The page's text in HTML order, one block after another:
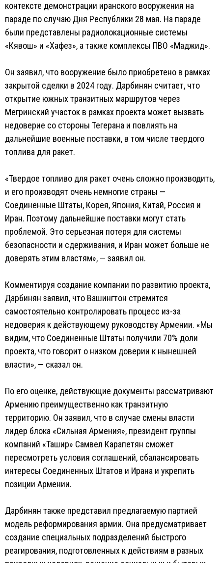
контексте демонстрации иранского вооружения на
параде по случаю Дня Республики 28 мая. На параде
были представлены радиолокационные системы
«Кявош» и «Хафез», а также комплексы ПВО «Маджид».
Он заявил, что вооружение было приобретено в рамках
закрытой сделки в 2024 году. Дарбинян считает, что
открытие южных транзитных маршрутов через
Мегринский участок в рамках проекта может вызвать
недоверие со стороны Тегерана и повлиять на
дальнейшие военные поставки, в том числе твердого
топлива для ракет.
«Твердое топливо для ракет очень сложно производить,
и его производят очень немногие страны —
Соединенные Штаты, Корея, Япония, Китай, Россия и
Иран. Поэтому дальнейшие поставки могут стать
проблемой. Это серьезная потеря для системы
безопасности и сдерживания, и Иран может больше не
доверять этим властям», — заявил он.
Комментируя создание компании по развитию проекта,
Дарбинян заявил, что Вашингтон стремится
самостоятельно контролировать процесс из-за
недоверия к действующему руководству Армении. «Мы
видим, что Соединенные Штаты получили 70% доли
проекта, что говорит о низком доверии к нынешней
власти», — сказал он.
По его оценке, действующие документы рассматривают
Армению преимущественно как транзитную
территорию. Он заявил, что в случае смены власти
лидер блока «Сильная Армения», президент группы
компаний «Ташир» Самвел Карапетян сможет
пересмотреть условия соглашений, сбалансировать
интересы Соединенных Штатов и Ирана и укрепить
позиции Армении.
Дарбинян также представил предлагаемую партией
модель реформирования армии. Она предусматривает
создание специальных подразделений быстрого
реагирования, подготовленных к действиям в разных